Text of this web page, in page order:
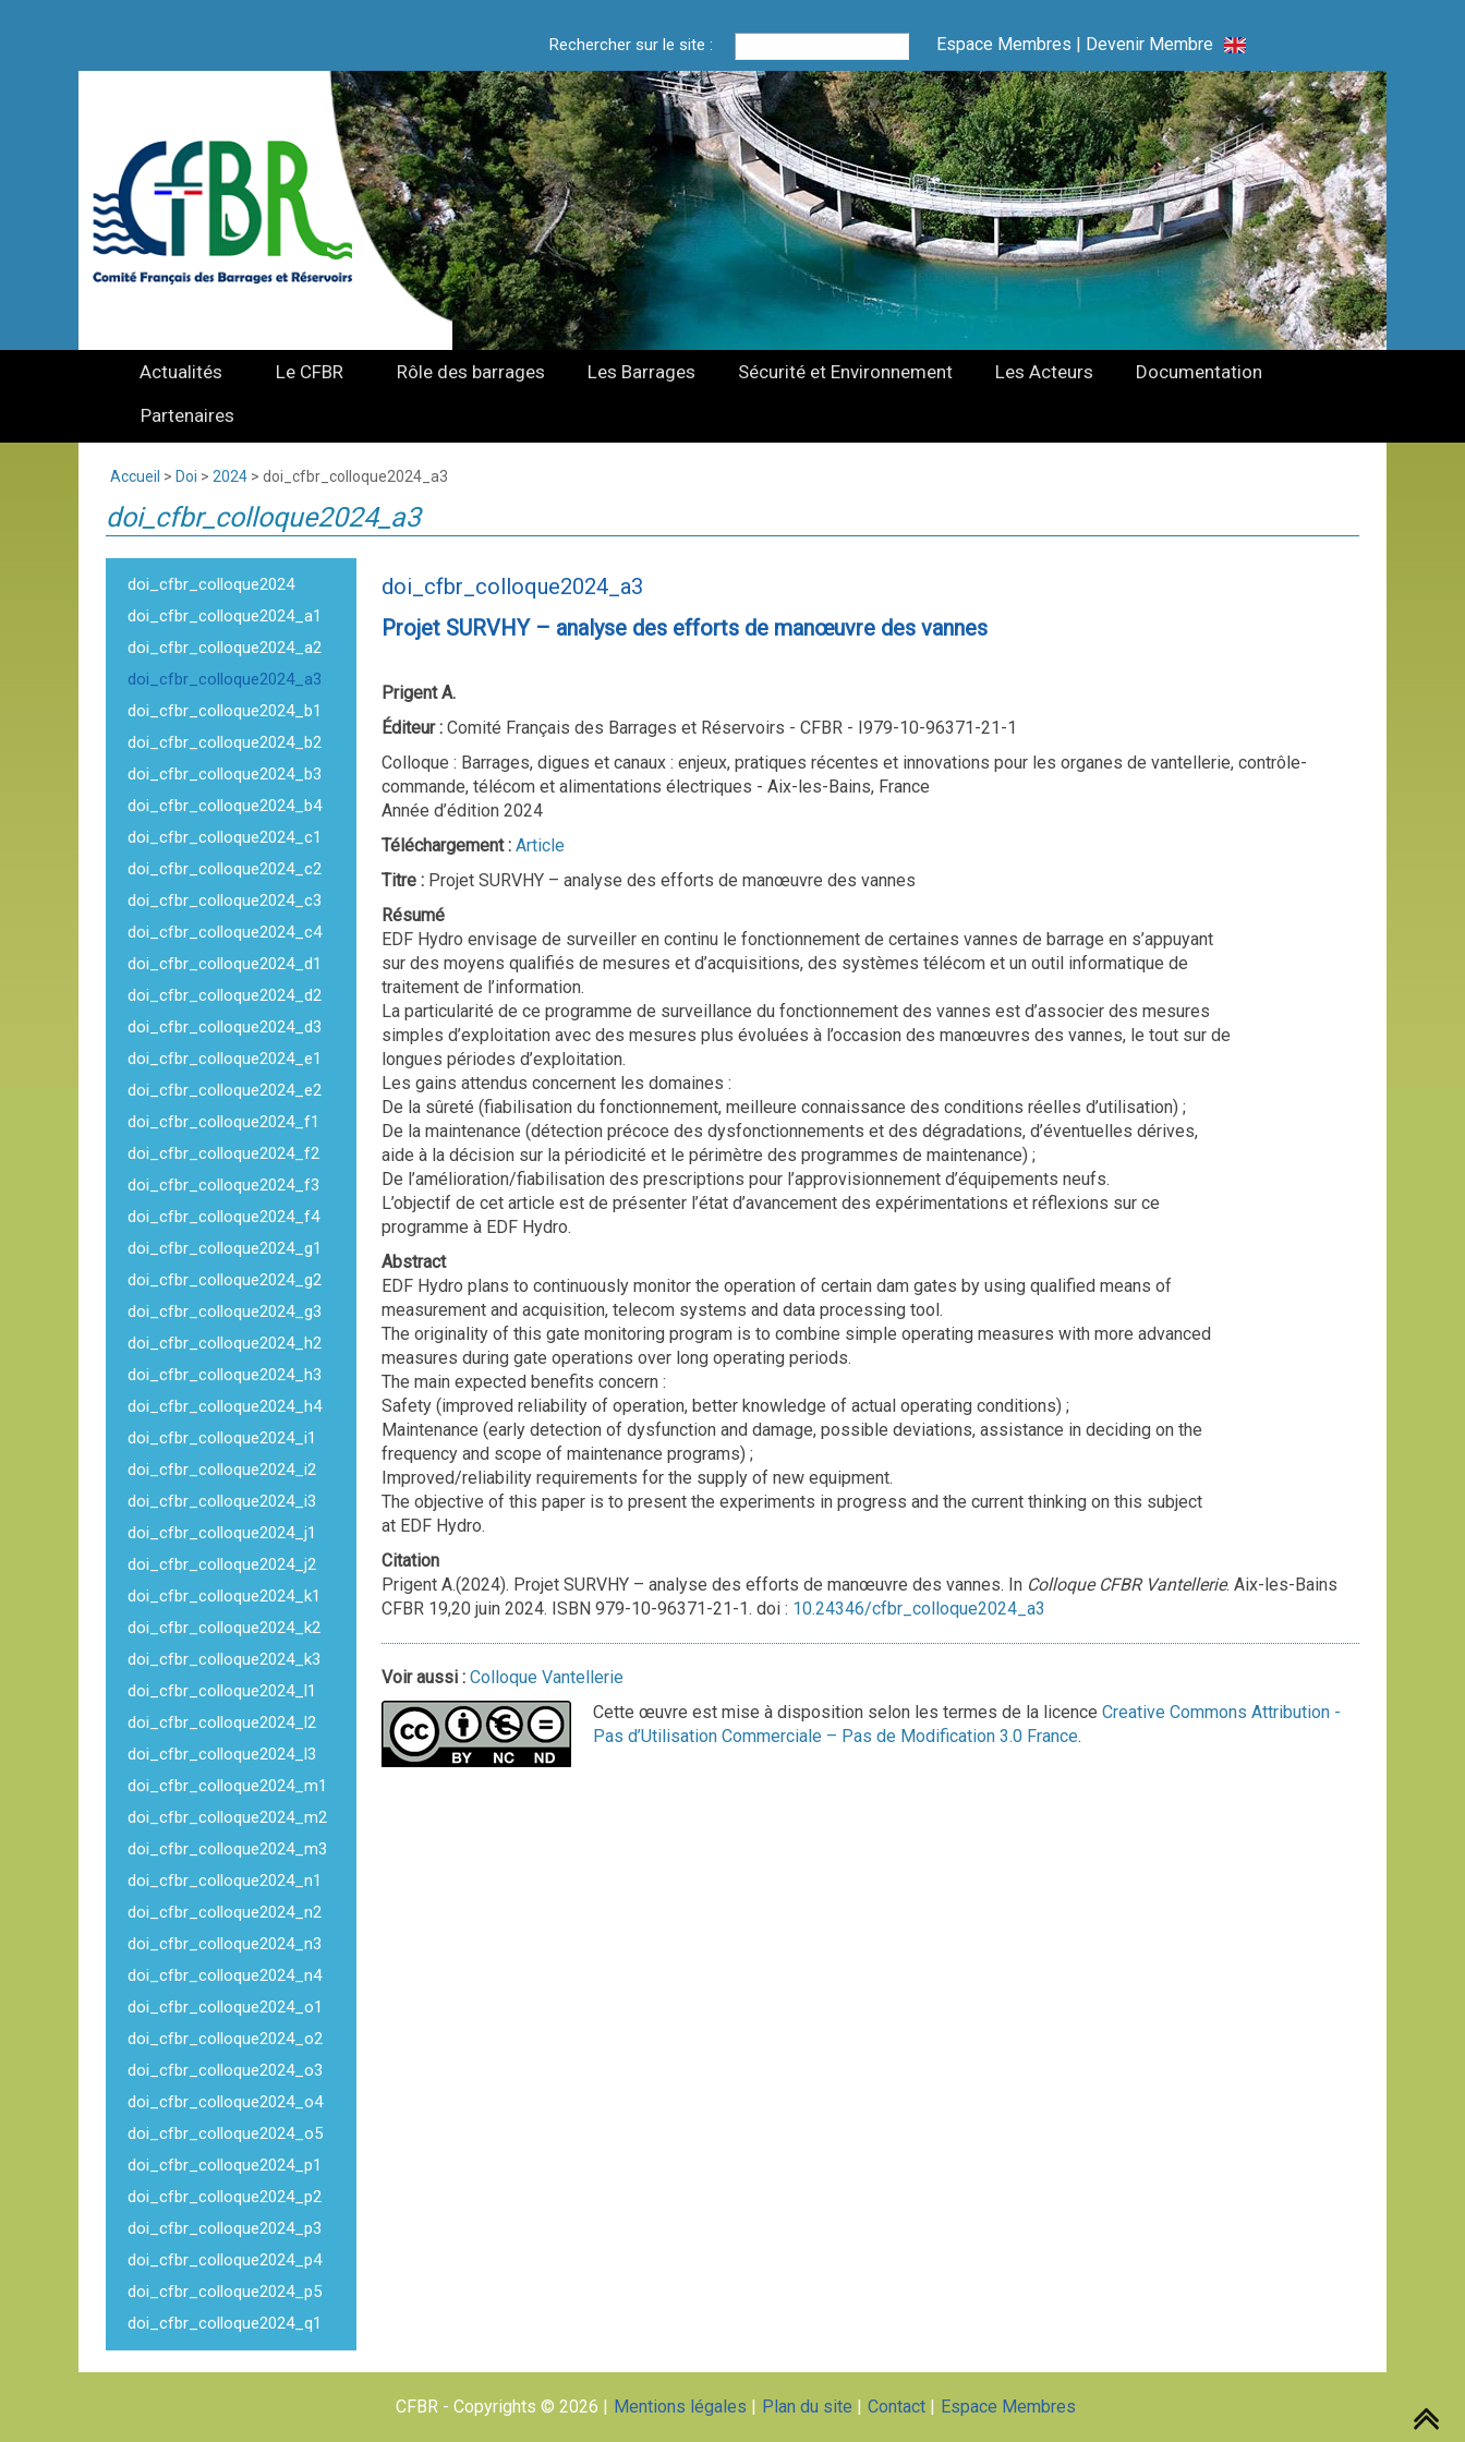
Rechercher sur le site : Espace Membres | Devenir Membre
Actualités Le CFBR Rôle des barrages Les Barrages Sécurité et Environnement Les Acteurs
Documentation
Partenaires
Accueil > Doi > 2024 > doi_cfbr_colloque2024_a3
doi_cfbr_colloque2024_a3
doi_cfbr_colloque2024
doi_cfbr_colloque2024_a1
doi_cfbr_colloque2024_a2
doi_cfbr_colloque2024_a3
doi_cfbr_colloque2024_b1
doi_cfbr_colloque2024_b2
doi_cfbr_colloque2024_b3
doi_cfbr_colloque2024_b4
doi_cfbr_colloque2024_c1
doi_cfbr_colloque2024_c2
doi_cfbr_colloque2024_c3
doi_cfbr_colloque2024_c4
doi_cfbr_colloque2024_d1
doi_cfbr_colloque2024_d2
doi_cfbr_colloque2024_d3
doi_cfbr_colloque2024_e1
doi_cfbr_colloque2024_e2
doi_cfbr_colloque2024_f1
doi_cfbr_colloque2024_f2
doi_cfbr_colloque2024_f3
doi_cfbr_colloque2024_f4
doi_cfbr_colloque2024_g1
doi_cfbr_colloque2024_g2
doi_cfbr_colloque2024_g3
doi_cfbr_colloque2024_h2
doi_cfbr_colloque2024_h3
doi_cfbr_colloque2024_h4
doi_cfbr_colloque2024_i1
doi_cfbr_colloque2024_i2
doi_cfbr_colloque2024_i3
doi_cfbr_colloque2024_j1
doi_cfbr_colloque2024_j2
doi_cfbr_colloque2024_k1
doi_cfbr_colloque2024_k2
doi_cfbr_colloque2024_k3
doi_cfbr_colloque2024_l1
doi_cfbr_colloque2024_l2
doi_cfbr_colloque2024_l3
doi_cfbr_colloque2024_m1
doi_cfbr_colloque2024_m2
doi_cfbr_colloque2024_m3
doi_cfbr_colloque2024_n1
doi_cfbr_colloque2024_n2
doi_cfbr_colloque2024_n3
doi_cfbr_colloque2024_n4
doi_cfbr_colloque2024_o1
doi_cfbr_colloque2024_o2
doi_cfbr_colloque2024_o3
doi_cfbr_colloque2024_o4
doi_cfbr_colloque2024_o5
doi_cfbr_colloque2024_p1
doi_cfbr_colloque2024_p2
doi_cfbr_colloque2024_p3
doi_cfbr_colloque2024_p4
doi_cfbr_colloque2024_p5
doi_cfbr_colloque2024_q1
doi_cfbr_colloque2024_a3
Projet SURVHY – analyse des efforts de manœuvre des vannes
Prigent A.
Éditeur : Comité Français des Barrages et Réservoirs - CFBR - I979-10-96371-21-1
Colloque : Barrages, digues et canaux : enjeux, pratiques récentes et innovations pour les organes de vantellerie, contrôle-
commande, télécom et alimentations électriques - Aix-les-Bains, France
Année d’édition 2024
Téléchargement : Article
Titre : Projet SURVHY – analyse des efforts de manœuvre des vannes
Résumé
EDF Hydro envisage de surveiller en continu le fonctionnement de certaines vannes de barrage en s’appuyant
sur des moyens qualifiés de mesures et d’acquisitions, des systèmes télécom et un outil informatique de
traitement de l’information.
La particularité de ce programme de surveillance du fonctionnement des vannes est d’associer des mesures
simples d’exploitation avec des mesures plus évoluées à l’occasion des manœuvres des vannes, le tout sur de
longues périodes d’exploitation.
Les gains attendus concernent les domaines :
De la sûreté (fiabilisation du fonctionnement, meilleure connaissance des conditions réelles d’utilisation) ;
De la maintenance (détection précoce des dysfonctionnements et des dégradations, d’éventuelles dérives,
aide à la décision sur la périodicité et le périmètre des programmes de maintenance) ;
De l’amélioration/fiabilisation des prescriptions pour l’approvisionnement d’équipements neufs.
L’objectif de cet article est de présenter l’état d’avancement des expérimentations et réflexions sur ce
programme à EDF Hydro.
Abstract
EDF Hydro plans to continuously monitor the operation of certain dam gates by using qualified means of
measurement and acquisition, telecom systems and data processing tool.
The originality of this gate monitoring program is to combine simple operating measures with more advanced
measures during gate operations over long operating periods.
The main expected benefits concern :
Safety (improved reliability of operation, better knowledge of actual operating conditions) ;
Maintenance (early detection of dysfunction and damage, possible deviations, assistance in deciding on the
frequency and scope of maintenance programs) ;
Improved/reliability requirements for the supply of new equipment.
The objective of this paper is to present the experiments in progress and the current thinking on this subject
at EDF Hydro.
Citation
Prigent A.(2024). Projet SURVHY – analyse des efforts de manœuvre des vannes. In Colloque CFBR Vantellerie. Aix-les-Bains
CFBR 19,20 juin 2024. ISBN 979-10-96371-21-1. doi : 10.24346/cfbr_colloque2024_a3
Voir aussi : Colloque Vantellerie
Cette œuvre est mise à disposition selon les termes de la licence Creative Commons Attribution -
Pas d’Utilisation Commerciale – Pas de Modification 3.0 France.
CFBR - Copyrights © 2026 Mentions légales Plan du site Contact Espace Membres